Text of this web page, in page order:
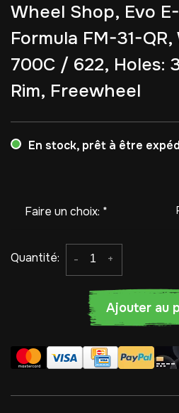
Wheel Shop, Evo
Formula FM-31-
700C / 622, Holes:
Rim, Freewheel
En stock, prêt à être
Faire un choix: *
Quantité: +
-
Ajouter au